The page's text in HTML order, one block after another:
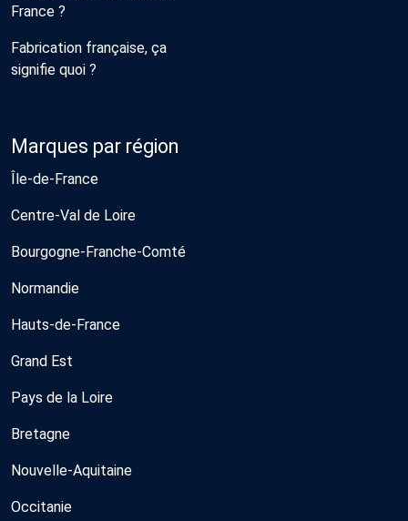
France ?
Fabrication française, ça
signifie quoi ?
Marques par région
Île-de-France
Centre-Val de Loire
Bourgogne-Franche-Comté
Normandie
Hauts-de-France
Grand Est
Pays de la Loire
Bretagne
Nouvelle-Aquitaine
Occitanie